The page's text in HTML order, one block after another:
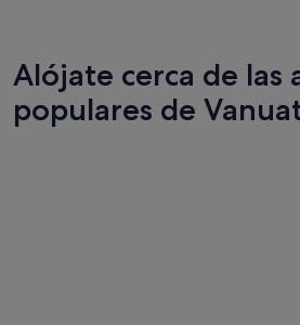
Alójate cerca de las
populares de